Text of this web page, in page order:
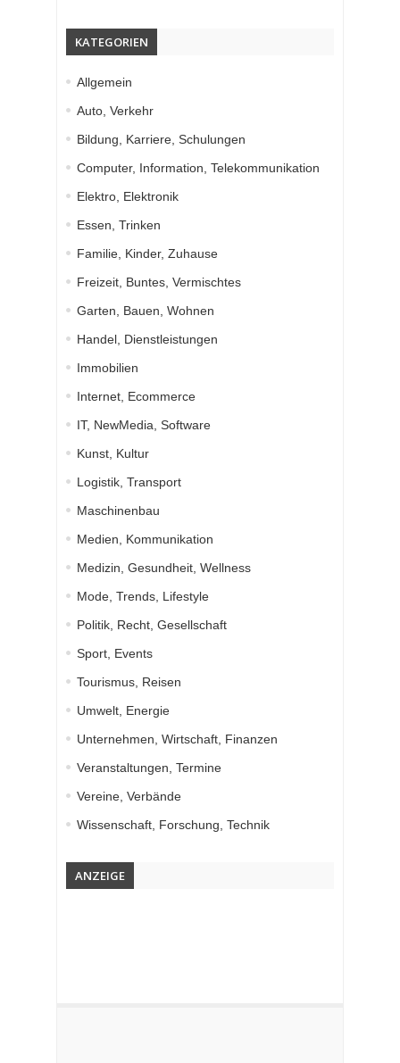
KATEGORIEN
Allgemein
Auto, Verkehr
Bildung, Karriere, Schulungen
Computer, Information, Telekommunikation
Elektro, Elektronik
Essen, Trinken
Familie, Kinder, Zuhause
Freizeit, Buntes, Vermischtes
Garten, Bauen, Wohnen
Handel, Dienstleistungen
Immobilien
Internet, Ecommerce
IT, NewMedia, Software
Kunst, Kultur
Logistik, Transport
Maschinenbau
Medien, Kommunikation
Medizin, Gesundheit, Wellness
Mode, Trends, Lifestyle
Politik, Recht, Gesellschaft
Sport, Events
Tourismus, Reisen
Umwelt, Energie
Unternehmen, Wirtschaft, Finanzen
Veranstaltungen, Termine
Vereine, Verbände
Wissenschaft, Forschung, Technik
ANZEIGE